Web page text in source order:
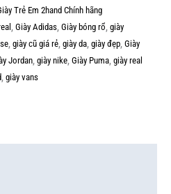
Trẻ Em 2hand Chính hãng
, Giày Adidas, Giày bóng rổ, giày
, giày cũ giá rẻ, giày da, giày đẹp, Giày
Jordan, giày nike, Giày Puma, giày real
, giày vans